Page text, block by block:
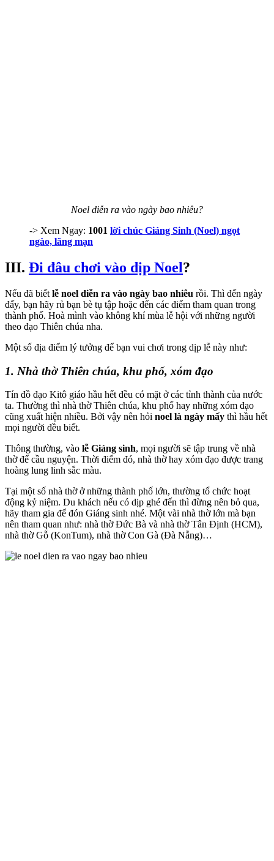
Noel diễn ra vào ngày bao nhiêu?
-> Xem Ngay: 1001 lời chúc Giáng Sinh (Noel) ngọt
ngào, lãng mạn
III. Đi đâu chơi vào dịp Noel?
Nếu đã biết lễ noel diễn ra vào ngày bao nhiêu rồi. Thì đến ngày
đấy, bạn hãy rủ bạn bè tụ tập hoặc đến các điểm tham quan trong
thành phố. Hoà mình vào không khí mùa lễ hội với những người
theo đạo Thiên chúa nha.
Một số địa điểm lý tưởng để bạn vui chơi trong dịp lễ này như:
1. Nhà thờ Thiên chúa, khu phố, xóm đạo
Tín đồ đạo Kitô giáo hầu hết đều có mặt ở các tỉnh thành của nước
ta. Thường thì nhà thờ Thiên chúa, khu phố hay những xóm đạo
cũng xuất hiện nhiều. Bởi vậy nên hỏi noel là ngày mấy thì hầu hết
mọi người đều biết.
Thông thường, vào lễ Giáng sinh, mọi người sẽ tập trung về nhà
thờ để cầu nguyện. Thời điểm đó, nhà thờ hay xóm đạo được trang
hoàng lung linh sắc màu.
Tại một số nhà thờ ở những thành phố lớn, thường tổ chức hoạt
động kỷ niệm. Du khách nếu có dịp ghé đến thì đừng nên bỏ qua,
hãy tham gia để đón Giáng sinh nhé. Một vài nhà thờ lớn mà bạn
nên tham quan như: nhà thờ Đức Bà và nhà thờ Tân Định (HCM),
nhà thờ Gỗ (KonTum), nhà thờ Con Gà (Đà Nẵng)…